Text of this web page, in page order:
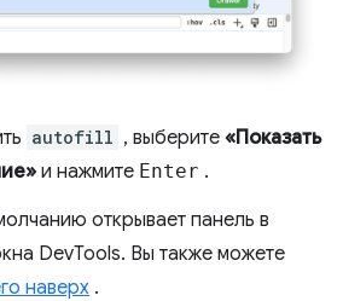
autofill , выберите «Показать
и нажмите Enter .
открывает панель в
DevTools. Вы также можете
наверх .